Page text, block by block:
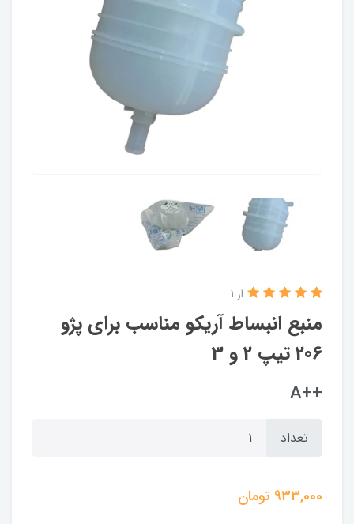
منبع انبساط آریکو مناسب برای پژو
206 تیپ 2 و 3
از 1
++A
تعداد
933,000 تومان